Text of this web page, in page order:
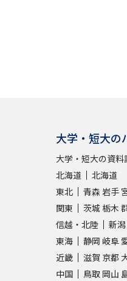
大学・短大の
大学・短大の資料
北海道
北海道
東北
青森 岩手
関東
茨城 栃木
信越・北陸
新潟
東海
静岡 岐阜
近畿
滋賀 京都
中国
鳥取 岡山